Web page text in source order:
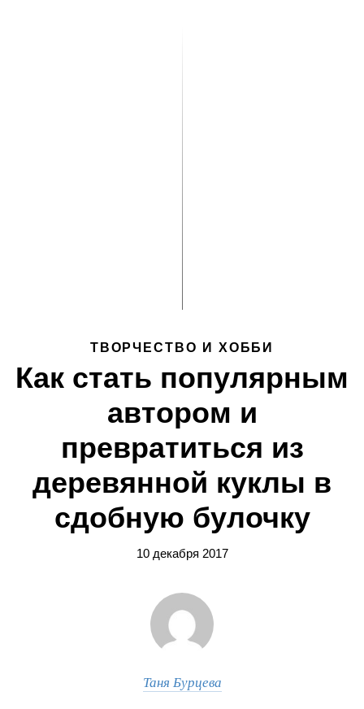
ТВОРЧЕСТВО И ХОББИ
Как стать популярным
автором и
превратиться из
деревянной куклы в
сдобную булочку
10 декабря 2017
Таня Бурцева